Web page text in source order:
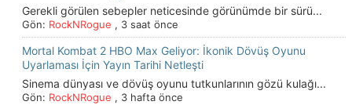
Gerekli görülen sebepler neticesinde görünümde bir sürü...
Gön: RockNRogue , 3 saat önce
Mortal Kombat 2 HBO Max Geliyor: İkonik Dövüş Oyunu
Uyarlaması İçin Yayın Tarihi Netleşti
Sinema dünyası ve dövüş oyunu tutkunlarının gözü kulağı...
Gön: RockNRogue , 3 hafta önce